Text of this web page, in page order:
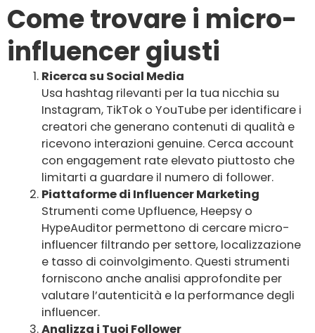
Come trovare i micro-
influencer giusti
Ricerca su Social Media
Usa hashtag rilevanti per la tua nicchia su
Instagram, TikTok o YouTube per identificare i
creatori che generano contenuti di qualità e
ricevono interazioni genuine. Cerca account
con engagement rate elevato piuttosto che
limitarti a guardare il numero di follower.
Piattaforme di Influencer Marketing
Strumenti come Upfluence, Heepsy o
HypeAuditor permettono di cercare micro-
influencer filtrando per settore, localizzazione
e tasso di coinvolgimento. Questi strumenti
forniscono anche analisi approfondite per
valutare l’autenticità e la performance degli
influencer.
Analizza i Tuoi Follower